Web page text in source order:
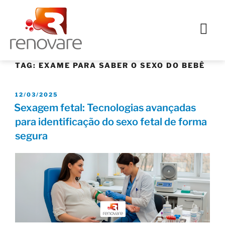
TAG: EXAME PARA SABER O SEXO DO BEBÊ
12/03/2025
Sexagem fetal: Tecnologias avançadas
para identificação do sexo fetal de forma
segura